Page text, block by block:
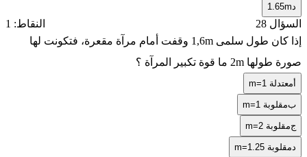
1.65m
السؤال 28
النقاط: 1
إذا كان طول سلمى 1,6m وقفت أمام مرآة مقعرة، فتكونت لها
صورة طولها 2m ما قوة تكبير المرآة ؟
معتدلة m=1
بمقلوبة m=1
جمقلوبة m=2
مقلوبة m=1.25